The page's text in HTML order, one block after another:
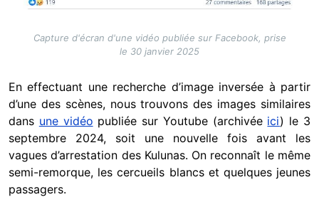
Capture d'écran d'une vidéo publiée sur Facebook, prise
le 30 janvier 2025
En effectuant une recherche d’image inversée à partir
d’une des scènes, nous trouvons des images similaires
dans une vidéo publiée sur Youtube (archivée ici) le 3
septembre 2024, soit une nouvelle fois avant les
vagues d’arrestation des Kulunas. On reconnaît le même
semi-remorque, les cercueils blancs et quelques jeunes
passagers.